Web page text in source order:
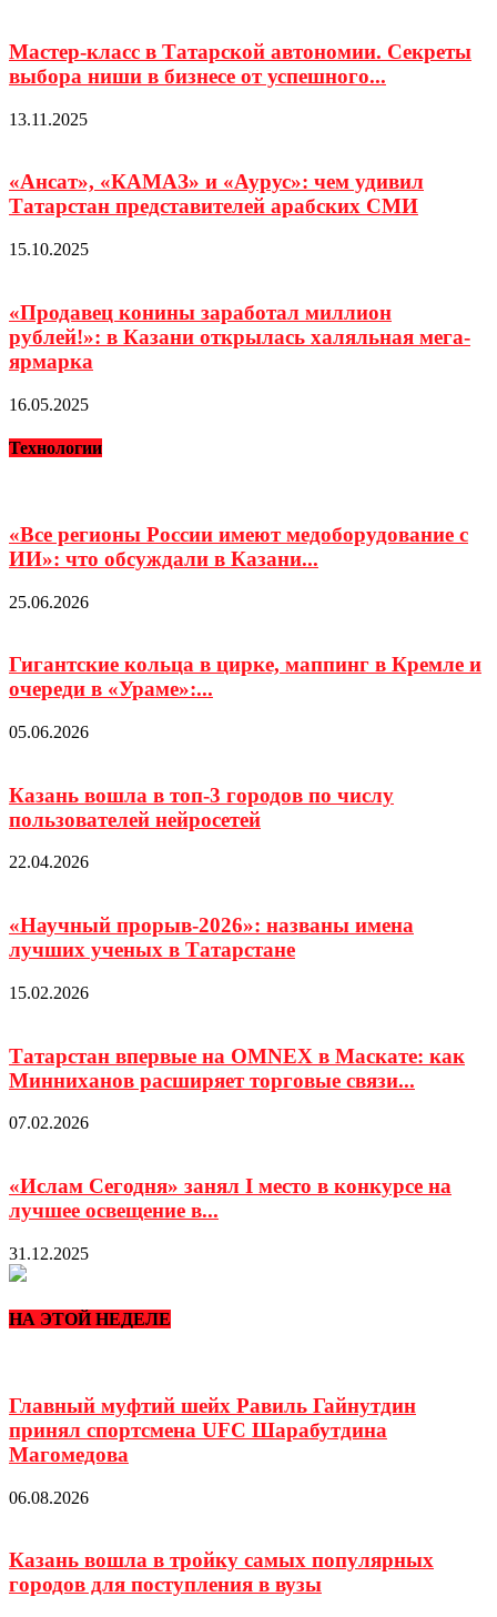
Мастер-класс в Татарской автономии. Секреты
выбора ниши в бизнесе от успешного...
13.11.2025
«Ансат», «КАМАЗ» и «Аурус»: чем удивил
Татарстан представителей арабских СМИ
15.10.2025
«Продавец конины заработал миллион
рублей!»: в Казани открылась халяльная мега-
ярмарка
16.05.2025
Технологии
«Все регионы России имеют медоборудование с
ИИ»: что обсуждали в Казани...
25.06.2026
Гигантские кольца в цирке, маппинг в Кремле и
очереди в «Ураме»:...
05.06.2026
Казань вошла в топ-3 городов по числу
пользователей нейросетей
22.04.2026
«Научный прорыв-2026»: названы имена
лучших ученых в Татарстане
15.02.2026
Татарстан впервые на OMNEX в Маскате: как
Минниханов расширяет торговые связи...
07.02.2026
«Ислам Сегодня» занял I место в конкурсе на
лучшее освещение в...
31.12.2025
НА ЭТОЙ НЕДЕЛЕ
Главный муфтий шейх Равиль Гайнутдин
принял спортсмена UFC Шарабутдина
Магомедова
06.08.2026
Казань вошла в тройку самых популярных
городов для поступления в вузы